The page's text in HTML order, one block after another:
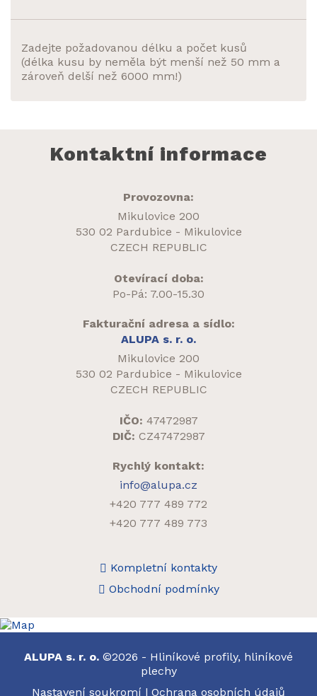
Zadejte požadovanou délku a počet kusů
(délka kusu by neměla být menší než 50 mm a
zároveň delší než 6000 mm!)
Kontaktní informace
Provozovna:
Mikulovice 200
530 02 Pardubice - Mikulovice
CZECH REPUBLIC
Otevírací doba:
Po-Pá: 7.00-15.30
Fakturační adresa a sídlo:
ALUPA s. r. o.
Mikulovice 200
530 02 Pardubice - Mikulovice
CZECH REPUBLIC
IČO: 47472987
DIČ: CZ47472987
Rychlý kontakt:
info@alupa.cz
+420 777 489 772
+420 777 489 773
Kompletní kontakty
Obchodní podmínky
ALUPA s. r. o. ©2026 - Hliníkové profily, hliníkové
plechy
Nastavení soukromí | Ochrana osobních údajů